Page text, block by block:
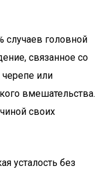
случаев головной
связанное со
или
вмешательства.
своих
усталость без